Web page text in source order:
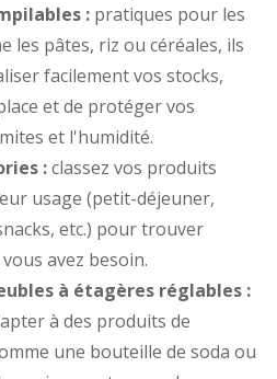
: pratiques pour les
les pâtes, riz ou céréales, ils
facilement vos stocks,
et de protéger vos
et l'humidité.
:classez vos produits
usage (petit-déjeuner,
etc.) pour trouver
avez besoin.
à étagères réglables :
à des produits de
une bouteille de soda ou